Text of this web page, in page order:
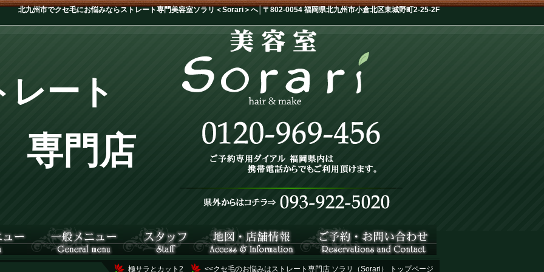
北九州市でクセ毛にお悩みならストレート専門美容室ソラリ＜Sorari＞へ│〒802-0054 福岡県北九州市小倉北区東城野町2-25-2F
ート
専門店
<<クセ毛のお悩みはストレート専門店 ソラリ（Sorari） トップページ
極サラとカット2